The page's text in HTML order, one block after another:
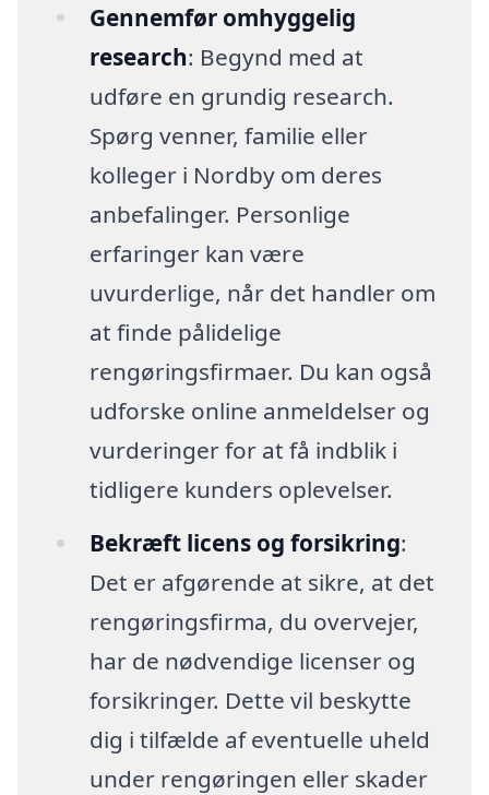
Gennemfør omhyggelig
research: Begynd med at
udføre en grundig research.
Spørg venner, familie eller
kolleger i Nordby om deres
anbefalinger. Personlige
erfaringer kan være
uvurderlige, når det handler om
at finde pålidelige
rengøringsfirmaer. Du kan også
udforske online anmeldelser og
vurderinger for at få indblik i
tidligere kunders oplevelser.
Bekræft licens og forsikring:
Det er afgørende at sikre, at det
rengøringsfirma, du overvejer,
har de nødvendige licenser og
forsikringer. Dette vil beskytte
dig i tilfælde af eventuelle uheld
under rengøringen eller skader